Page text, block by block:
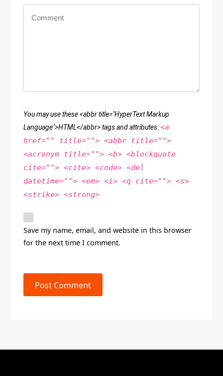
You may use these <abbr title="HyperText Markup
Language">HTML</abbr> tags and attributes:<a
href="" title=""> <abbr title="">
<acronym title=""> <b> <blockquote
cite=""> <cite> <code> <del
datetime=""> <em> <i> <q cite=""> <s>
<strike> <strong>
Save my name, email, and website in this browser
for the next time I comment.
Post Comment